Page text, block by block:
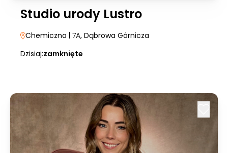
Studio urody Lustro
Chemiczna | 7A, Dąbrowa Górnicza
Dzisiaj:zamknięte